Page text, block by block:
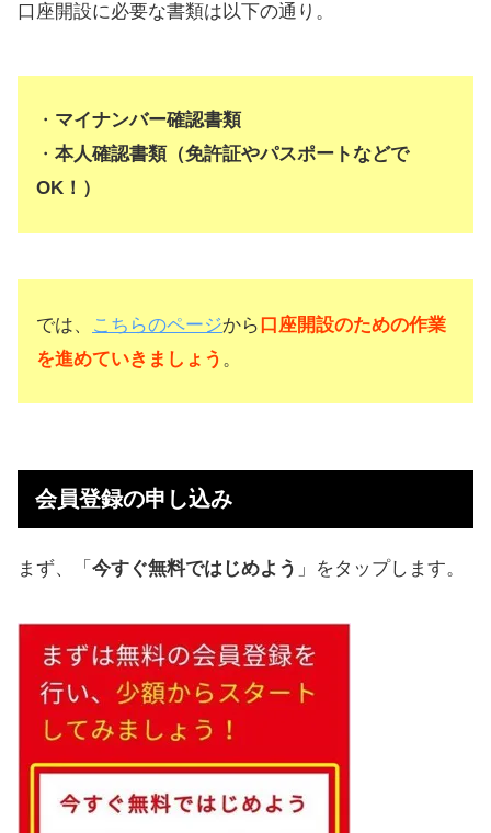
口座開設に必要な書類は以下の通り。
・ マイナンバー確認書類
・ 本人確認書類（免許証やパスポートなどで
OK！）
では、 こちらのページから 口座開設のための作業
を進めていきましょう 。
会員登録の申し込み
まず、「 今すぐ無料ではじめよう 」をタップします。